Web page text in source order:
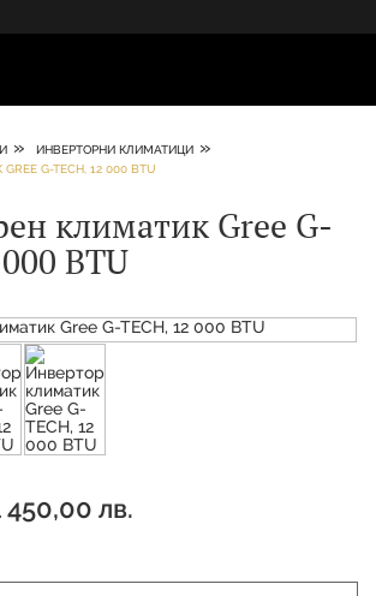
» ИНВЕРТОРНИ КЛИМАТИЦИ »
G-TECH, 12 000 BTU
климатик Gree G-
BTU
450,00 лв.